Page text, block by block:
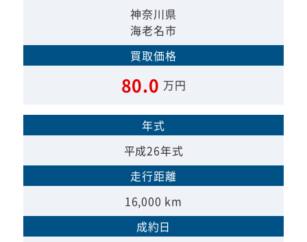
神奈川県
海老名市
買取価格
80.0 万円
年式
平成26年式
走行距離
16,000 km
成約日